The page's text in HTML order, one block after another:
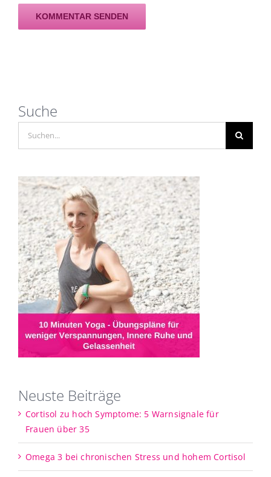
Suche
Neuste Beiträge
Cortisol zu hoch Symptome: 5 Warnsignale für
Frauen über 35
Omega 3 bei chronischen Stress und hohem Cortisol